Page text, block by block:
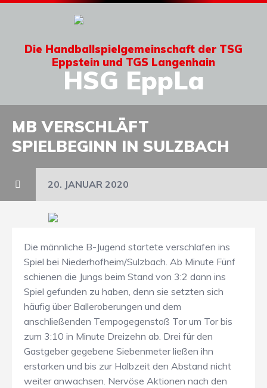
Die Handballspielgemeinschaft der TSG
Eppstein und TGS Langenhain
HSG EppLa
MB VERSCHLÄFT
SPIELBEGINN IN SULZBACH
20. JANUAR 2020
Die männliche B-Jugend startete verschlafen ins
Spiel bei Niederhofheim/Sulzbach. Ab Minute Fünf
schienen die Jungs beim Stand von 3:2 dann ins
Spiel gefunden zu haben, denn sie setzten sich
häufig über Balleroberungen und dem
anschließenden Tempogegenstoß Tor um Tor bis
zum 3:10 in Minute Dreizehn ab. Drei für den
Gastgeber gegebene Siebenmeter ließen ihn
erstarken und bis zur Halbzeit den Abstand nicht
weiter anwachsen. Nervöse Aktionen nach den